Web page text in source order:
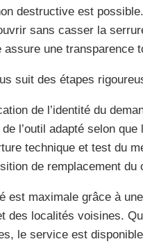
destructive est
sans casser la
assure une
suit des étapes
de l’identité du
de l’outil adapté selon
technique et test du
de remplacement
est maximale grâce à
des localités voisines.
le service est